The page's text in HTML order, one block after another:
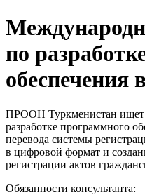
по
обеспечения
ПРООН Туркменистан ищет
разработке программного
перевода системы
в цифровой формат и
регистрации актов
Обязанности консультанта: